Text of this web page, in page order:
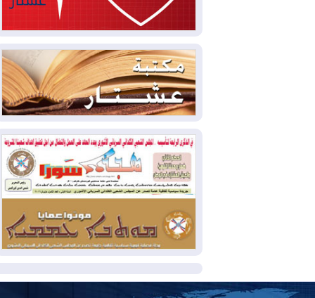
2026-08-02
مشروع "حسابي" يُمهل
الموظفين حتى نهاية أغسطس لاستلام
بطاقاتهم المصرفية
2026-08-02دمشق وعمّان تحذران بغداد:
أي هجوم من أراضي العراق سيواجه برد
2026-08-02ترامب: الولايات المتحدة
وإسرائيل تعلقان شن ضربات على إيران
2026-08-01
تقرير: الولايات المتحدة تسحب
منظومة باتريوت الدفاعية من أربيل
2026-08-01
النفط: اتفاقية ثلاثية لاستئناف
التصدير عبر جيهان بطاقة 750 ألف برميل
يومياً
المزيد